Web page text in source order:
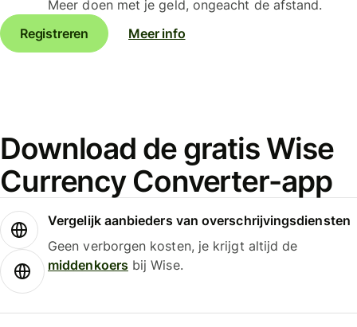
Meer doen met je geld, ongeacht de afstand.
Registreren
Meer info
Download de gratis Wise
Currency Converter-app
Vergelijk aanbieders van overschrijvingsdiensten
Geen verborgen kosten, je krijgt altijd de
middenkoersbij Wise.